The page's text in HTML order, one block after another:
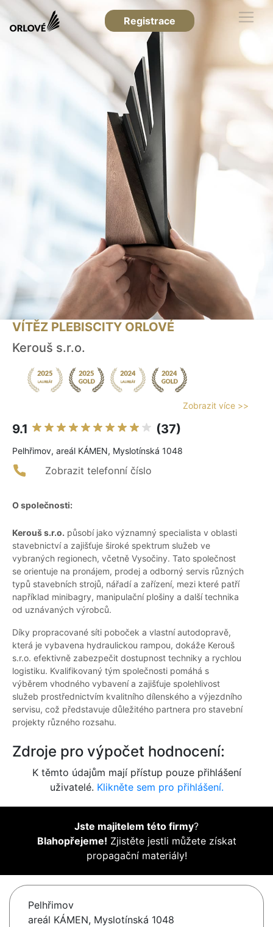
Registrace
VÍTĚZ PLEBISCITY ORLOVÉ
Kerouš s.r.o.
Zobrazit více >>
9.1 (37)
Pelhřimov, areál KÁMEN, Myslotínská 1048
Zobrazit telefonní číslo
O společnosti:
Kerouš s.r.o. působí jako významný specialista v oblasti
stavebnictví a zajišťuje široké spektrum služeb ve
vybraných regionech, včetně Vysočiny. Tato společnost
se orientuje na pronájem, prodej a odborný servis různých
typů stavebních strojů, nářadí a zařízení, mezi které patří
například minibagry, manipulační plošiny a další technika
od uznávaných výrobců.
Díky propracované síti poboček a vlastní autodopravě,
která je vybavena hydraulickou rampou, dokáže Kerouš
s.r.o. efektivně zabezpečit dostupnost techniky a rychlou
logistiku. Kvalifikovaný tým společnosti pomáhá s
výběrem vhodného vybavení a zajišťuje spolehlivost
služeb prostřednictvím kvalitního dílenského a výjezdního
servisu, což představuje důležitého partnera pro stavební
projekty různého rozsahu.
Zdroje pro výpočet hodnocení:
K těmto údajům mají přístup pouze přihlášení
uživatelé. Klikněte sem pro přihlášení.
Jste majitelem této firmy?
Blahopřejeme! Zjistěte jestli můžete získat
propagační materiály!
Pelhřimov
areál KÁMEN, Myslotínská 1048